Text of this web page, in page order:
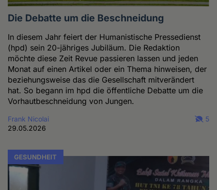
Die Debatte um die Beschneidung
In diesem Jahr feiert der Humanistische Pressedienst
(hpd) sein 20-jähriges Jubiläum. Die Redaktion
möchte diese Zeit Revue passieren lassen und jeden
Monat auf einen Artikel oder ein Thema hinweisen, der
beziehungsweise das die Gesellschaft mitverändert
hat. So begann im hpd die öffentliche Debatte um die
Vorhautbeschneidung von Jungen.
Frank Nicolai
29.05.2026
5
GESUNDHEIT